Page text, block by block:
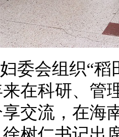
委会组织“
在科研、管
交流，在海